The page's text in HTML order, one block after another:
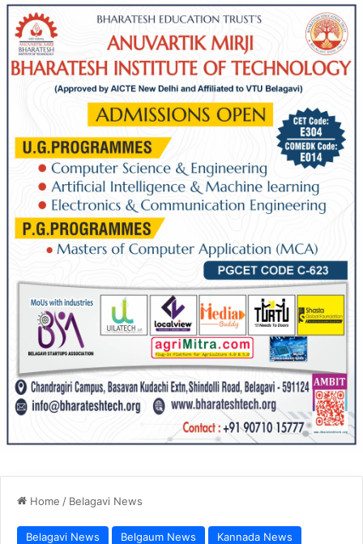
Home / Belagavi News
Belagavi News Belgaum News
Kannada News